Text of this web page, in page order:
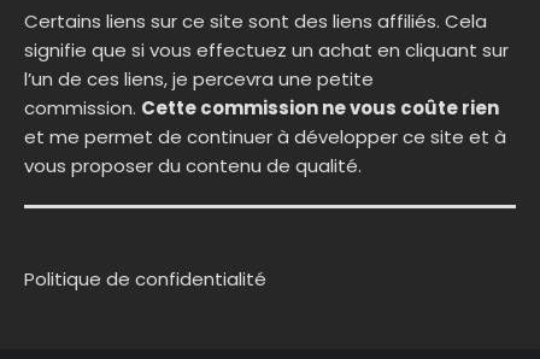
Certains liens sur ce site sont des liens affiliés. Cela
signifie que si vous effectuez un achat en cliquant sur
l’un de ces liens, je percevra une petite
commission. Cette commission ne vous coûte rien
et me permet de continuer à développer ce site et à
vous proposer du contenu de qualité.
Politique de confidentialité